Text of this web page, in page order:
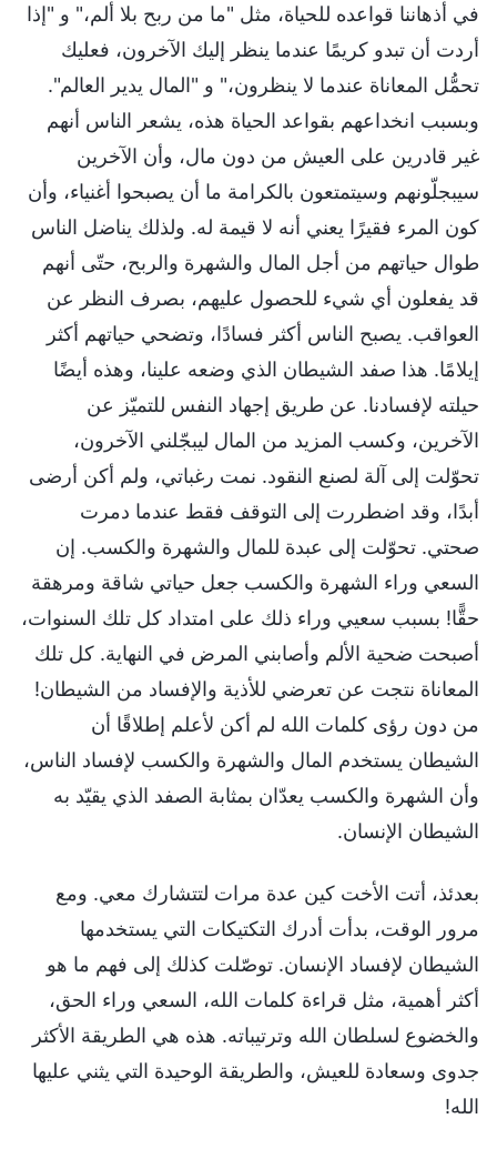
في أذهاننا قواعده للحياة، مثل "ما من ربح بلا ألم،" و "إذا
أردت أن تبدو كريمًا عندما ينظر إليك الآخرون، فعليك
تحمُّل المعاناة عندما لا ينظرون،" و "المال يدير العالم".
وبسبب انخداعهم بقواعد الحياة هذه، يشعر الناس أنهم
غير قادرين على العيش من دون مال، وأن الآخرين
سيبجلّونهم وسيتمتعون بالكرامة ما أن يصبحوا أغنياء، وأن
كون المرء فقيرًا يعني أنه لا قيمة له. ولذلك يناضل الناس
طوال حياتهم من أجل المال والشهرة والربح، حتّى أنهم
قد يفعلون أي شيء للحصول عليهم، بصرف النظر عن
العواقب. يصبح الناس أكثر فسادًا، وتضحي حياتهم أكثر
إيلامًا. هذا صفد الشيطان الذي وضعه علينا، وهذه أيضًا
حيلته لإفسادنا. عن طريق إجهاد النفس للتميّز عن
الآخرين، وكسب المزيد من المال ليبجّلني الآخرون،
تحوّلت إلى آلة لصنع النقود. نمت رغباتي، ولم أكن أرضى
أبدًا، وقد اضطررت إلى التوقف فقط عندما دمرت
صحتي. تحوّلت إلى عبدة للمال والشهرة والكسب. إن
السعي وراء الشهرة والكسب جعل حياتي شاقة ومرهقة
حقًّا! بسبب سعيي وراء ذلك على امتداد كل تلك السنوات،
أصبحت ضحية الألم وأصابني المرض في النهاية. كل تلك
المعاناة نتجت عن تعرضي للأذية والإفساد من الشيطان!
من دون رؤى كلمات الله لم أكن لأعلم إطلاقًا أن
الشيطان يستخدم المال والشهرة والكسب لإفساد الناس،
وأن الشهرة والكسب يعدّان بمثابة الصفد الذي يقيّد به
الشيطان الإنسان.
بعدئذ، أتت الأخت كين عدة مرات لتتشارك معي. ومع
مرور الوقت، بدأت أدرك التكتيكات التي يستخدمها
الشيطان لإفساد الإنسان. توصّلت كذلك إلى فهم ما هو
أكثر أهمية، مثل قراءة كلمات الله، السعي وراء الحق،
والخضوع لسلطان الله وترتيباته. هذه هي الطريقة الأكثر
جدوى وسعادة للعيش، والطريقة الوحيدة التي يثني عليها
الله!